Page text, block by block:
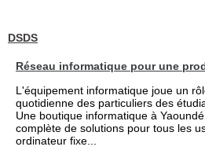
DSDS
Réseau informatique pour une
L'équipement informatique joue un
quotidienne des particuliers des
Une boutique informatique à
complète de solutions pour tous les
ordinateur fixe...